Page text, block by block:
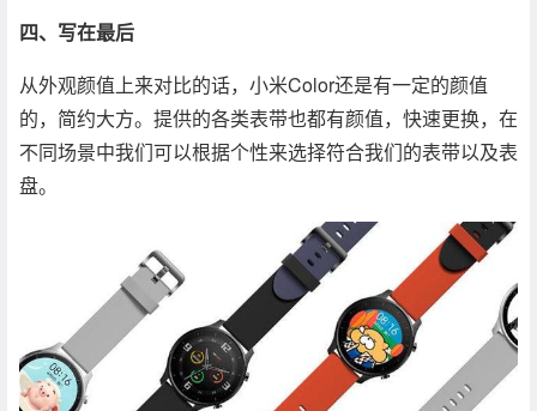
四、写在最后
从外观颜值上来对比的话，小米Color还是有一定的颜值
的，简约大方。提供的各类表带也都有颜值，快速更换，在
不同场景中我们可以根据个性来选择符合我们的表带以及表
盘。